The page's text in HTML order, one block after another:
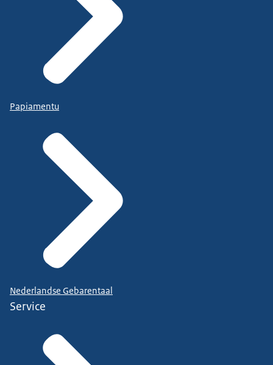
Papiamentu
Nederlandse Gebarentaal
Service